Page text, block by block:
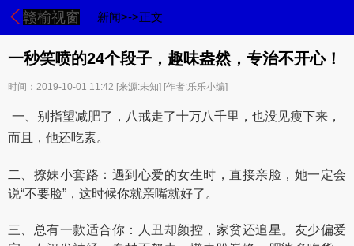
赣榆视窗 新闻>->正文
一秒笑喷的24个段子，趣味盎然，专治不开心！
时间：2019-10-01 11:42 [来源:未知] [作者:乐乐小编]
一、别指望减肥了，八戒走了十万八千里，也没见瘦下来，
而且，他还吃素。
二、撩妹小套路：遇到心爱的女生时，直接亲脸，她一定会
说“不要脸”，这时候你就亲嘴就好了。
三、总有一款适合你：人丑却颜控，家贫还追星。友少偏爱